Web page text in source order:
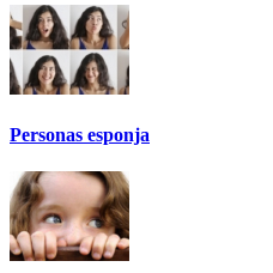
Personas esponja